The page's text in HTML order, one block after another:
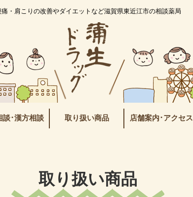
痛・肩こりの改善やダイエットなど滋賀県東近江市の相談薬局
談･漢方相談 取り扱い商品 店舗案内･アクセス
取り扱い商品